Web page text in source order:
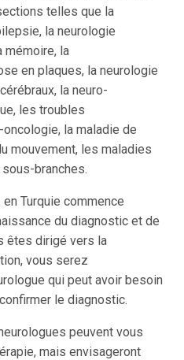
telles que la
la neurologie
mémoire, la
en plaques, la neurologie
la neuro-
les troubles
la maladie de
mouvement, les maladies
branches.
Turquie commence
du diagnostic et de
êtes dirigé vers la
vous serez
qui peut avoir besoin
le diagnostic.
peuvent vous
mais envisageront